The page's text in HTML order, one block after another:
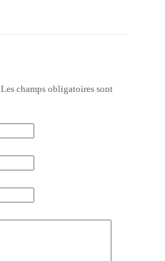
Les champs obligatoires sont